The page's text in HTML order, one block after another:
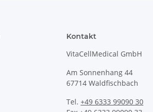
Kontakt
VitaCellMedical GmbH
Am Sonnenhang 44
67714 Waldfischbach
Tel. +49 6333 99090 30